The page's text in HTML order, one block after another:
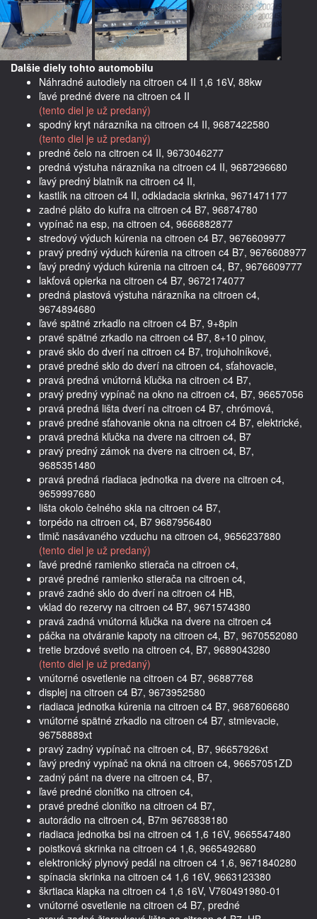
Dalšie diely tohto automobilu
Náhradné autodiely na citroen c4 II 1,6 16V, 88kw
ľavé predné dvere na citroen c4 II
(tento diel je už predaný)
spodný kryt nárazníka na citroen c4 II, 9687422580
(tento diel je už predaný)
predné čelo na citroen c4 II, 9673046277
predná výstuha nárazníka na citroen c4 II, 9687296680
ľavý predný blatník na citroen c4 II,
kastlík na citroen c4 II, odkladacia skrinka, 9671471177
zadné pláto do kufra na citroen c4 B7, 96874780
vypínač na esp, na citroen c4, 9666882877
stredový výduch kúrenia na citroen c4 B7, 9676609977
pravý predný výduch kúrenia na citroen c4 B7, 9676608977
ľavý predný výduch kúrenia na citroen c4, B7, 9676609777
lakťová opierka na citroen c4 B7, 9672174077
predná plastová výstuha nárazníka na citroen c4,
9674894680
ľavé spätné zrkadlo na citroen c4 B7, 9+8pin
pravé spätné zrkadlo na citroen c4 B7, 8+10 pinov,
pravé sklo do dverí na citroen c4 B7, trojuholníkové,
pravé predné sklo do dverí na citroen c4, sťahovacie,
pravá predná vnútorná kľučka na citroen c4 B7,
pravý predný vypínač na okno na citroen c4, B7, 96657056
pravá predná lišta dverí na citroen c4 B7, chrómová,
pravé predné sťahovanie okna na citroen c4 B7, elektrické,
pravá predná kľučka na dvere na citroen c4, B7
pravý predný zámok na dvere na citroen c4, B7,
9685351480
pravá predná riadiaca jednotka na dvere na citroen c4,
9659997680
lišta okolo čelného skla na citroen c4 B7,
torpédo na citroen c4, B7 9687956480
tlmič nasávaného vzduchu na citroen c4, 9656237880
(tento diel je už predaný)
ľavé predné ramienko stierača na citroen c4,
pravé predné ramienko stierača na citroen c4,
pravé zadné sklo do dverí na citroen c4 HB,
vklad do rezervy na citroen c4 B7, 9671574380
pravá zadná vnútorná kľučka na dvere na citroen c4
páčka na otváranie kapoty na citroen c4, B7, 9670552080
tretie brzdové svetlo na citroen c4, B7, 9689043280
(tento diel je už predaný)
vnútorné osvetlenie na citroen c4 B7, 96887768
displej na citroen c4 B7, 9673952580
riadiaca jednotka kúrenia na citroen c4 B7, 9687606680
vnútorné spätné zrkadlo na citroen c4 B7, stmievacie,
96758889xt
pravý zadný vypínač na citroen c4, B7, 96657926xt
ľavý predný vypínač na okná na citroen c4, 96657051ZD
zadný pánt na dvere na citroen c4, B7,
ľavé predné clonítko na citroen c4,
pravé predné clonítko na citroen c4 B7,
autorádio na citroen c4, B7m 9676838180
riadiaca jednotka bsi na citroen c4 1,6 16V, 9665547480
poistková skrinka na citroen c4 1,6, 9665492680
elektronický plynový pedál na citroen c4 1,6, 9671840280
spínacia skrinka na citroen c4 1,6 16V, 9663123380
škrtiaca klapka na citroen c4 1,6 16V, V760491980-01
vnútorné osvetlenie na citroen c4 B7, predné